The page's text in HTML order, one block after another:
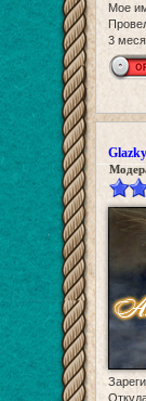
Мое
3
Glazky